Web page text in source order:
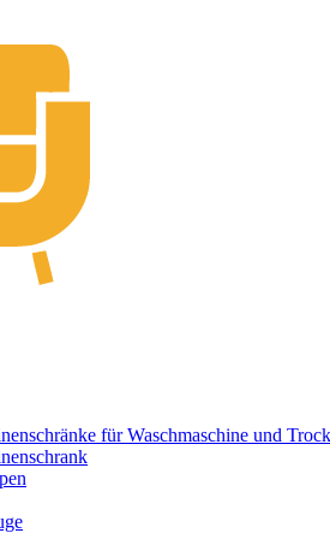
für Waschmaschine und